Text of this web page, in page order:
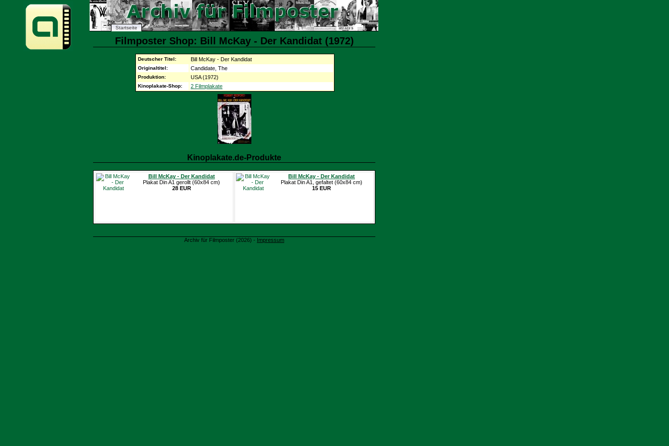
Startseite
Filmposter Shop: Bill McKay - Der Kandidat (1972)
Deutscher Titel: Bill McKay - Der Kandidat
Originaltitel: Candidate, The
Produktion: USA (1972)
Kinoplakate-Shop: 2 Filmplakate
Kinoplakate.de-Produkte
Bill McKay - Der Kandidat
Plakat Din A1 gerollt (60x84 cm)
28 EUR
Bill McKay - Der Kandidat
Plakat Din A1, gefaltet (60x84 cm)
15 EUR
Archiv für Filmposter (2026) - Impressum